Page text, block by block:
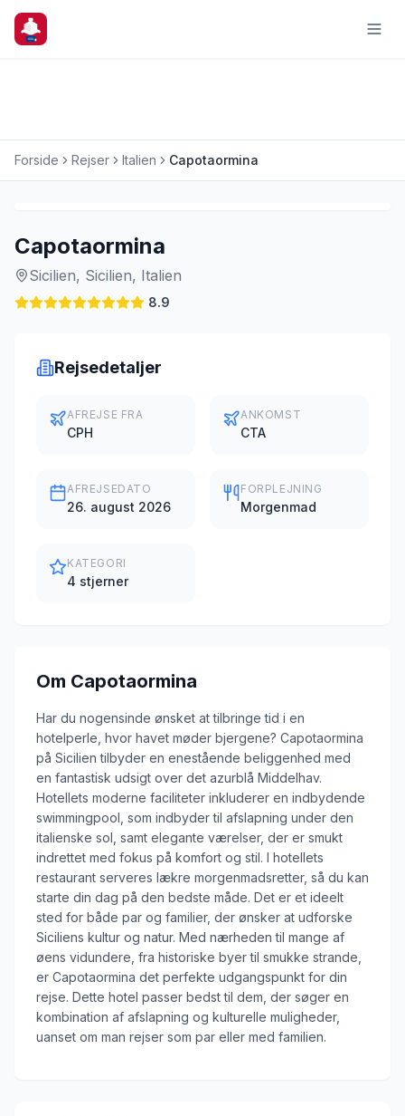
Forside Rejser Italien Capotaormina
Capotaormina
Sicilien, Sicilien, Italien
8.9
Rejsedetaljer
AFREJSE FRA
CPH
ANKOMST
CTA
AFREJSEDATO
26. august 2026
FORPLEJNING
Morgenmad
KATEGORI
4 stjerner
Om Capotaormina
Har du nogensinde ønsket at tilbringe tid i en
hotelperle, hvor havet møder bjergene? Capotaormina
på Sicilien tilbyder en enestående beliggenhed med
en fantastisk udsigt over det azurblå Middelhav.
Hotellets moderne faciliteter inkluderer en indbydende
swimmingpool, som indbyder til afslapning under den
italienske sol, samt elegante værelser, der er smukt
indrettet med fokus på komfort og stil. I hotellets
restaurant serveres lækre morgenmadsretter, så du kan
starte din dag på den bedste måde. Det er et ideelt
sted for både par og familier, der ønsker at udforske
Siciliens kultur og natur. Med nærheden til mange af
øens vidundere, fra historiske byer til smukke strande,
er Capotaormina det perfekte udgangspunkt for din
rejse. Dette hotel passer bedst til dem, der søger en
kombination af afslapning og kulturelle muligheder,
uanset om man rejser som par eller med familien.